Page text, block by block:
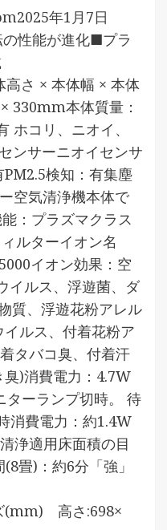
2025年1月7日
性能が進化■プラ
高さ × 本体幅 × 本体
330mm本体質量：
ホコリ、ニオイ、
ンサーニオイセンサ
検知：有集塵
空気清浄機本体で
：プラズマクラス
ルターイオン名
イオン効果：空
イルス、浮遊菌、ダ
質、浮遊花粉アレル
ルス、付着花粉ア
タバコ臭、付着汗
)消費電力：4.7W
ーランプ切時。 待
消費電力：約1.4W
浄適用床面積の目
畳)：約6分「強」
(mm) 高さ:698×